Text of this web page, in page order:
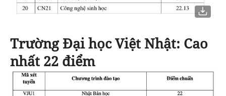
Trường Đại học Việt Nhật: Cao
nhất 22 điểm